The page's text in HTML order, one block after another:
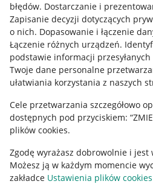
błędów. Dostarczanie i
Zapisanie decyzji dotyczących
o nich. Dopasowanie i łączenie
Łączenie różnych urządzeń.
podstawie informacji
Twoje dane personalne
ułatwiania korzystania z naszych
Cele przetwarzania szczegółowo
dostępnych pod przyciskiem:
plików cookies.
Zgodę wyrażasz dobrowolnie i jest
Możesz ją w każdym momencie
zakładce Ustawienia plików cookies
Informacje prawne
Regulamin
Polityka plików "cookies"
Ustawienia plików "cookies"
Udostępnianie lokalizacji
Informacje dla Aktu o Usługach
Pobierz aplikację